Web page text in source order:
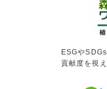
ESGや
貢献度を視